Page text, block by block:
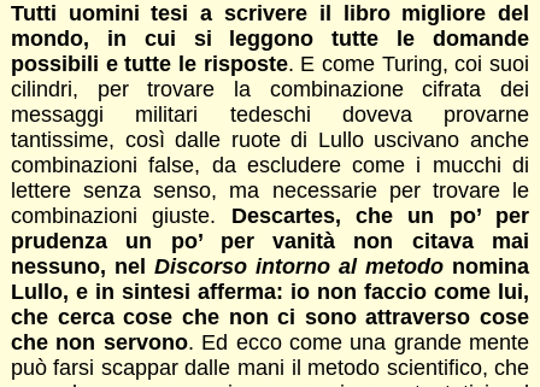
Tutti uomini tesi a scrivere il libro migliore del
mondo, in cui si leggono tutte le domande
possibili e tutte le risposte. E come Turing, coi suoi
cilindri, per trovare la combinazione cifrata dei
messaggi militari tedeschi doveva provarne
tantissime, così dalle ruote di Lullo uscivano anche
combinazioni false, da escludere come i mucchi di
lettere senza senso, ma necessarie per trovare le
combinazioni giuste. Descartes, che un po’ per
prudenza un po’ per vanità non citava mai
nessuno, nel Discorso intorno al metodo nomina
Lullo, e in sintesi afferma: io non faccio come lui,
che cerca cose che non ci sono attraverso cose
che non servono. Ed ecco come una grande mente
può farsi scappar dalle mani il metodo scientifico, che